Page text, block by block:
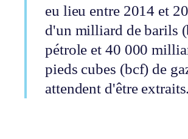
eu lieu entre 2014 et
d'un milliard de barils
pétrole et 40 000
pieds cubes (bcf) de
attendent d'être extraits.